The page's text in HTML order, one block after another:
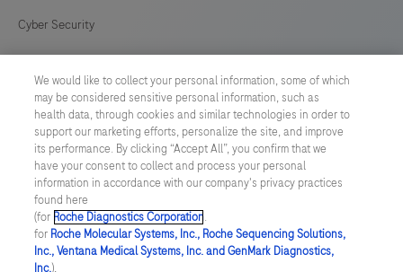
Cyber Security
Roche Digital Trust Center
GERMANY/Deutsch
© 2026 F. Hoffmann-La Roche Ltd
zuletzt aktualisiert 09.08.2026
We would like to collect your personal information, some of which
may be considered sensitive personal information, such as
health data, through cookies and similar technologies in order to
support our marketing efforts, personalize the site, and improve
its performance. By clicking “Accept All”, you confirm that we
have your consent to collect and process your personal
information in accordance with our company's privacy practices
found here
(for Roche Diagnostics Corporation.
for Roche Molecular Systems, Inc., Roche Sequencing Solutions,
Inc., Ventana Medical Systems, Inc. and GenMark Diagnostics,
Inc.),